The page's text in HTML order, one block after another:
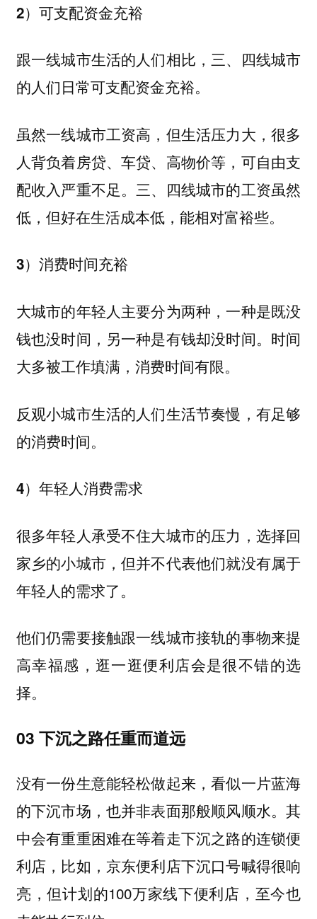
2）可支配资金充裕
跟一线城市生活的人们相比，三、四线城市
的人们日常可支配资金充裕。
虽然一线城市工资高，但生活压力大，很多
人背负着房贷、车贷、高物价等，可自由支
配收入严重不足。三、四线城市的工资虽然
低，但好在生活成本低，能相对富裕些。
3）消费时间充裕
大城市的年轻人主要分为两种，一种是既没
钱也没时间，另一种是有钱却没时间。时间
大多被工作填满，消费时间有限。
反观小城市生活的人们生活节奏慢，有足够
的消费时间。
4）年轻人消费需求
很多年轻人承受不住大城市的压力，选择回
家乡的小城市，但并不代表他们就没有属于
年轻人的需求了。
他们仍需要接触跟一线城市接轨的事物来提
高幸福感，逛一逛便利店会是很不错的选
择。
03 下沉之路任重而道远
没有一份生意能轻松做起来，看似一片蓝海
的下沉市场，也并非表面那般顺风顺水。其
中会有重重困难在等着走下沉之路的连锁便
利店，比如，京东便利店下沉口号喊得很响
亮，但计划的100万家线下便利店，至今也